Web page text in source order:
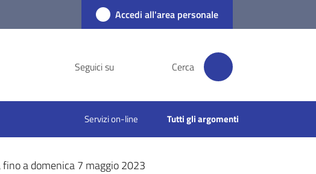
Accedi all'area personale
Seguici su Cerca
Servizi on-line Tutti gli argomenti
a domenica 7 maggio 2023